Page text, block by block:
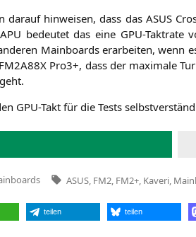
dar­auf hin­wei­sen, dass das ASUS
bedeu­tet das eine GPU-
Main­boards erar­bei­ten, wenn
FM2A88X Pro3+, dass der maxi­ma­le
GPU-Takt für die Tests
Tags:
ASUS FM2 FM2+ Kaveri
teilen teilen